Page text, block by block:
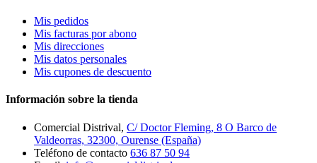
Mis pedidos
Mis facturas por abono
Mis direcciones
Mis datos personales
Mis cupones de descuento
Información sobre la tienda
Comercial Distrival, C/ Doctor Fleming, 8 O Barco de
Valdeorras, 32300, Ourense (España)
Teléfono de contacto 636 87 50 94